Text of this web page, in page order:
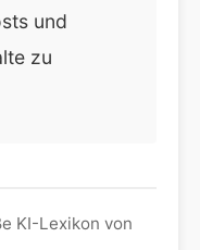
und
zu
KI-Lexikon von